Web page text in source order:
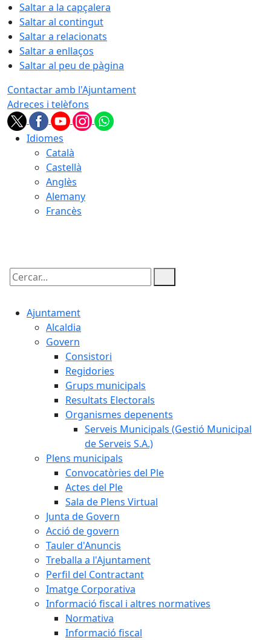
Saltar a la capçalera
Saltar al contingut
Saltar a relacionats
Saltar a enllaços
Saltar al peu de pàgina
Contactar amb l'Ajuntament
Adreces i telèfons
Idiomes
Català
Castellà
Anglès
Alemany
Francès
Cercar:
Ajuntament
Alcaldia
Govern
Consistori
Regidories
Grups municipals
Resultats Electorals
Organismes depenents
Serveis Municipals (Gestió Municipal
de Serveis S.A.)
Plens municipals
Convocatòries del Ple
Actes del Ple
Sala de Plens Virtual
Junta de Govern
Acció de govern
Tauler d'Anuncis
Treballa a l'Ajuntament
Perfil del Contractant
Imatge Corporativa
Informació fiscal i altres normatives
Normativa
Informació fiscal